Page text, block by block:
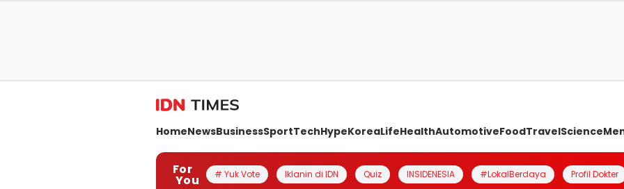
HomeNewsBusinessSportTechHypeKoreaLifeHealthAutomotiveFoodTravelScience
For
You # Yuk Vote Iklanin di IDN Quiz INSIDENESIA #LokalBerdaya Profil Dokter